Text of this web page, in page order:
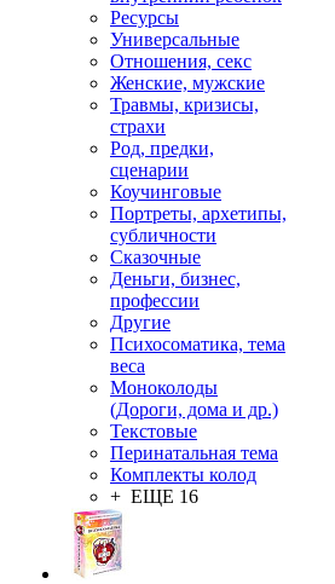
Ресурсы
Универсальные
Отношения, секс
Женские, мужские
Травмы, кризисы,
страхи
Род, предки,
сценарии
Коучинговые
Портреты, архетипы,
субличности
Сказочные
Деньги, бизнес,
профессии
Другие
Психосоматика, тема
веса
Моноколоды
(Дороги, дома и др.)
Текстовые
Перинатальная тема
Комплекты колод
+ ЕЩЕ 16